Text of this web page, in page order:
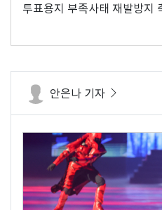
투표용지 부족사태 재발방지
안은나 기자